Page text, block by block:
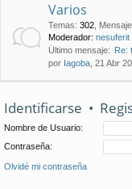
Varios
Temas: 302
Moderador: nesuferit
Último mensaje: Re:
por Iagoba , 21 Abr
Identificarse •
Nombre de Usuario:
Contraseña:
Olvidé mi contraseña